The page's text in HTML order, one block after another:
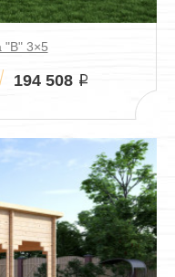
"В" 3×5
194 508 i